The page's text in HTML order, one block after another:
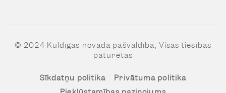
© 2024 Kuldīgas novada pašvaldība, Visas tiesības
paturētas
Sīkdatņu politika
Privātuma politika